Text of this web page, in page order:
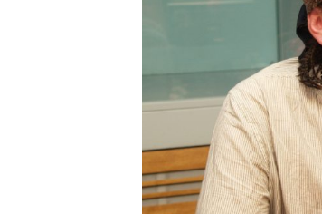
pause